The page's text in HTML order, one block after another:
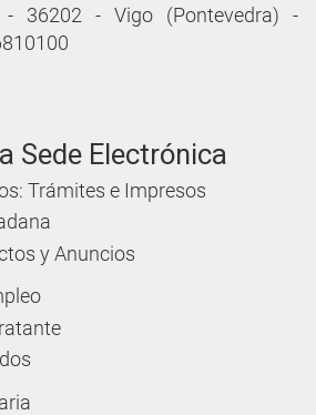
36202 - Vigo (Pontevedra) -
Sede Electrónica
Trámites e Impresos
y Anuncios